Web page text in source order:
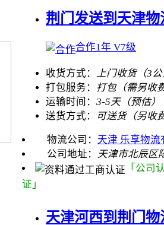
荆门发送到天津
合作1年 V7级
收货方式：
上门收货（3
打包服务：
打包（需另收
运输时间： 3-5天（预估）
送货方式：
可送货（另收
物流公司： 天津 乐享物流
公司地址：
天津市北辰区
「公司
证」
天津河西到荆门